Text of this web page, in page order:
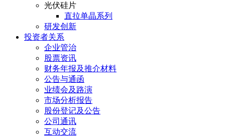
光伏硅片
直拉单晶系列
研发创新
投资者关系
企业管治
股票资讯
财务年报及推介材料
公告与通函
业绩会及路演
市场分析报告
股份登记及公告
公司通讯
互动交流